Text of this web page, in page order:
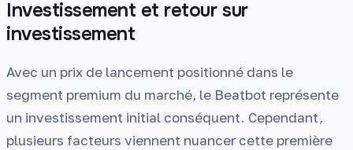
Investissement et retour sur
investissement
Avec un prix de lancement positionné dans le
segment premium du marché, le Beatbot représente
un investissement initial conséquent. Cependant,
plusieurs facteurs viennent nuancer cette première